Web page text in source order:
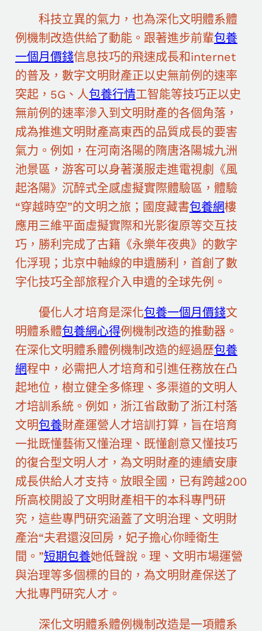
科技立異的氣力，也為深化文明體系體
例機制改造供給了動能。跟著進步前輩包養
一個月價錢信息技巧的飛速成長和internet
的普及，數字文明財產正以史無前例的速率
突起，5G、人包養行情工智能等技巧正以史
無前例的速率滲入到文明財產的各個角落，
成為推進文明財產高東西的品質成長的要害
氣力。例如，在河南洛陽的隋唐洛陽城九洲
池景區，游客可以身著漢服走進電視劇《風
起洛陽》沉醉式全感虛擬實際體驗區，體驗
“穿越時空”的文明之旅；國度藏書包養網樓
應用三維平面虛擬實際和光影復原等交互技
巧，勝利完成了古籍《永樂年夜典》的數字
化浮現；北京中軸線的申遺勝利，首創了數
字化技巧全部旅程介入申遺的全球先例。
優化人才培育是深化包養一個月價錢文
明體系體包養網心得例機制改造的推動器。
在深化文明體系體例機制改造的經過歷包養
網程中，必需把人才培育和引進任務放在凸
起地位，樹立健全多條理、多渠道的文明人
才培訓系統。例如，浙江省啟動了浙江村落
文明包養財產運營人才培訓打算，旨在培育
一批既懂藝術又懂治理、既懂創意又懂技巧
的復合型文明人才，為文明財產的連續安康
成長供給人才支持。放眼全國，已有跨越200
所高校開設了文明財產相干的本科專門研
究，這些專門研究涵蓋了文明治理、文明財
產治“夫君還沒回房，妃子擔心你睡衛生
間。”短期包養她低聲說。理、文明市場運營
與治理等多個標的目的，為文明財產保送了
大批專門研究人才。
深化文明體系體例機制改造是一項體系